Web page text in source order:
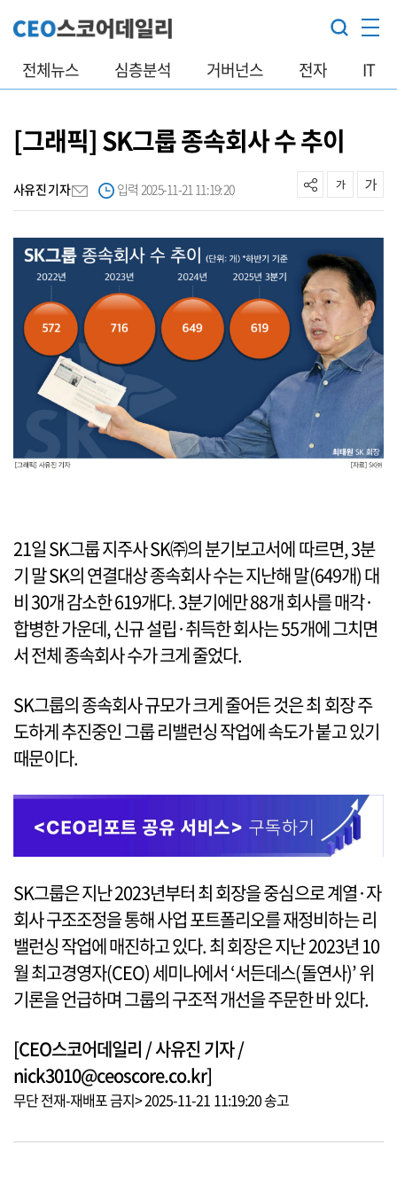
전체뉴스 심층분석 거버넌스 전자 IT
[그래픽] SK그룹 종속회사 수 추이
사유진 기자 입력 2025-11-21 11:19:20
21일 SK그룹 지주사 SK㈜의 분기보고서에 따르면, 3분
기 말 SK의 연결대상 종속회사 수는 지난해 말(649개) 대
비 30개 감소한 619개다. 3분기에만 88개 회사를 매각·
합병한 가운데, 신규 설립·취득한 회사는 55개에 그치면
서 전체 종속회사 수가 크게 줄었다.
SK그룹의 종속회사 규모가 크게 줄어든 것은 최 회장 주
도하게 추진중인 그룹 리밸런싱 작업에 속도가 붙고 있기
때문이다.
SK그룹은 지난 2023년부터 최 회장을 중심으로 계열·자
회사 구조조정을 통해 사업 포트폴리오를 재정비하는 리
밸런싱 작업에 매진하고 있다. 최 회장은 지난 2023년 10
월 최고경영자(CEO) 세미나에서 ‘서든데스(돌연사)’ 위
기론을 언급하며 그룹의 구조적 개선을 주문한 바 있다.
[CEO스코어데일리 / 사유진 기자 /
nick3010@ceoscore.co.kr]
무단 전재-재배포 금지> 2025-11-21 11:19:20 송고